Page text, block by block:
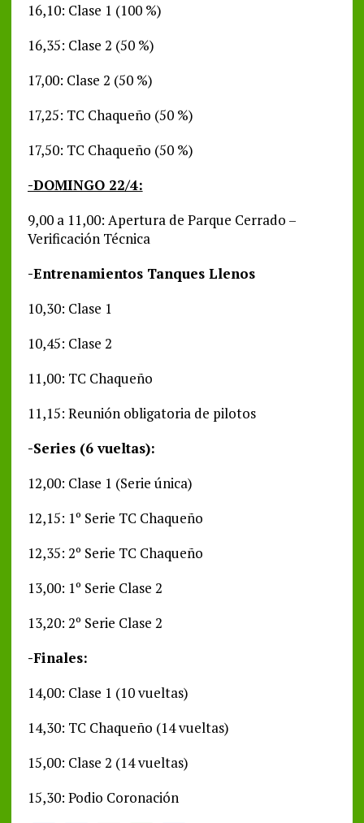
16,10: Clase 1 (100 %)
16,35: Clase 2 (50 %)
17,00: Clase 2 (50 %)
17,25: TC Chaqueño (50 %)
17,50: TC Chaqueño (50 %)
-DOMINGO 22/4:
9,00 a 11,00: Apertura de Parque Cerrado –
Verificación Técnica
-Entrenamientos Tanques Llenos
10,30: Clase 1
10,45: Clase 2
11,00: TC Chaqueño
11,15: Reunión obligatoria de pilotos
-Series (6 vueltas):
12,00: Clase 1 (Serie única)
12,15: 1º Serie TC Chaqueño
12,35: 2º Serie TC Chaqueño
13,00: 1º Serie Clase 2
13,20: 2º Serie Clase 2
-Finales:
14,00: Clase 1 (10 vueltas)
14,30: TC Chaqueño (14 vueltas)
15,00: Clase 2 (14 vueltas)
15,30: Podio Coronación